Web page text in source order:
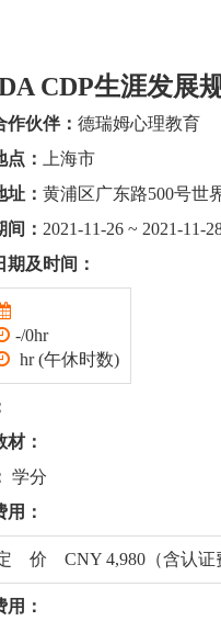
CDP生涯发展
作伙伴： 德瑞姆心理教育
点：
上海市
址： 黄浦区广东路500号世
间： 2021-11-26 ~ 2021-11-
期及时间：
-/0hr
hr (午休时数)
材：
学分
用：
价 CNY 4,980（含认证
用：